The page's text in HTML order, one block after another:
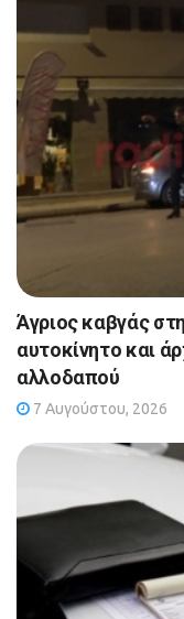
Άγριος καβγάς
αυτοκίνητο και
αλλοδαπού
7 Αυγούστου, 2026